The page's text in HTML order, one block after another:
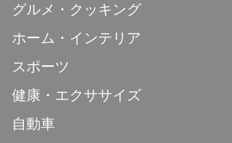
グルメ・クッキング
ホーム・インテリア
スポーツ
健康・エクササイズ
自動車